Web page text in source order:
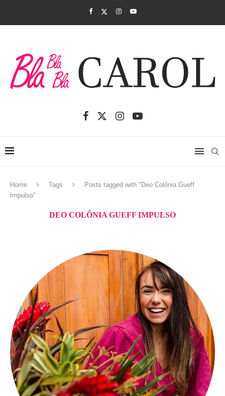
Home Tags
Posts tagged with "Deo Colônia Gueff
Impulso"
DEO COLÔNIA GUEFF IMPULSO